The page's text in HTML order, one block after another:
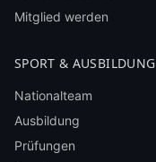
Mitglied werden
SPORT & AUSBILDUNG
Nationalteam
Ausbildung
Prüfungen